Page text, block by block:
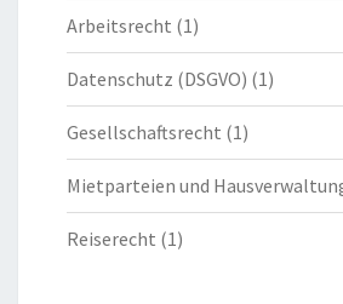
Arbeitsrecht (1)
Datenschutz (DSGVO) (1)
Gesellschaftsrecht (1)
Mietparteien und
Reiserecht (1)